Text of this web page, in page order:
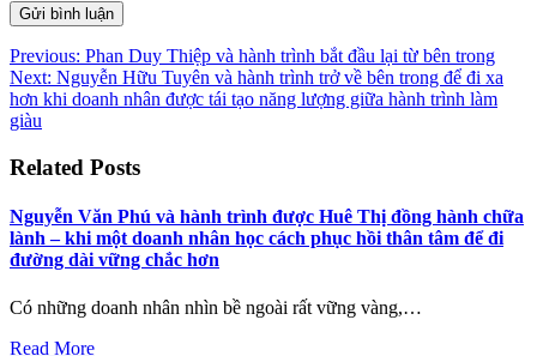
Điều
hướng
bài
viết
Previous: Phan Duy Thiệp và hành trình bắt đầu lại từ bên trong
Next: Nguyễn Hữu Tuyên và hành trình trở về bên trong để đi xa
hơn khi doanh nhân được tái tạo năng lượng giữa hành trình làm
giàu
Related Posts
Nguyễn Văn Phú và hành trình được Huê Thị đồng hành chữa
lành – khi một doanh nhân học cách phục hồi thân tâm để đi
đường dài vững chắc hơn
Có những doanh nhân nhìn bề ngoài rất vững vàng,…
Read More